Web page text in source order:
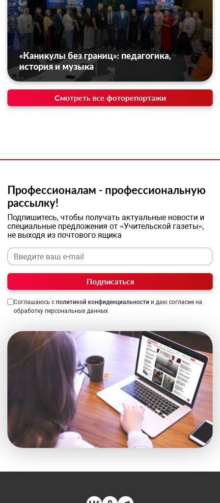
«Каникулы без границ»: педагогика,
история и музыка
Смотреть все фоторепортажи
Профессионалам - профессиональную
рассылку!
Подпишитесь, чтобы получать актуальные новости и
специальные предложения от «Учительской газеты»,
не выходя из почтового ящика
Подписаться
Соглашаюсь с политикой конфиденциальности и даю согласие на
обработку персональных данных